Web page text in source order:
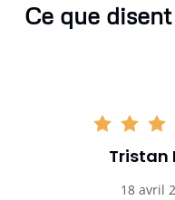
Ce que
Tristan
18 avril